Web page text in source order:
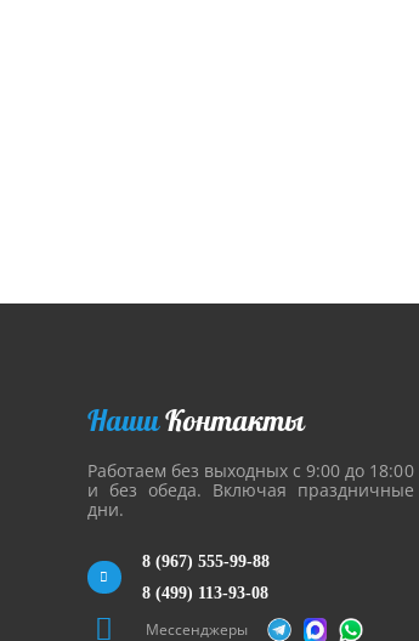
НашиКонтакты
Работаем без выходных с 9:00 до 18:00
и без обеда. Включая праздничные
дни.
8 (967) 555-99-88
8 (499) 113-93-08
Мессенджеры